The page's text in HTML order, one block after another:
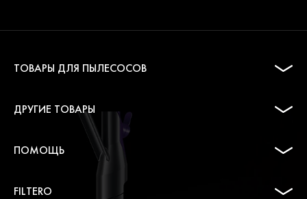
ТОВАРЫ ДЛЯ ПЫЛЕСОСОВ
ДРУГИЕ ТОВАРЫ
ПОМОЩЬ
FILTERO